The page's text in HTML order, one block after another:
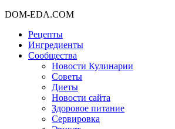
DOM-EDA.COM
Рецепты
Ингредиенты
Сообщества
Новости Кулинарии
Советы
Диеты
Новости сайта
Здоровое питание
Сервировка